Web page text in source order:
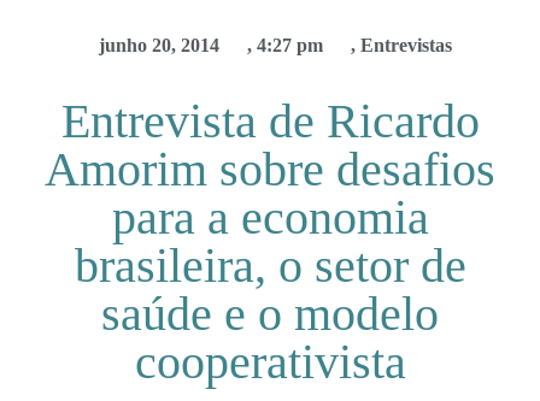
junho 20, 2014 , 4:27 pm , Entrevistas
Entrevista de Ricardo
Amorim sobre desafios
para a economia
brasileira, o setor de
saúde e o modelo
cooperativista